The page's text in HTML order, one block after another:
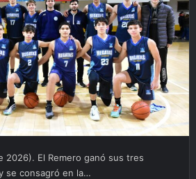
2026). El Remero ganó sus tres
se consagró en la…